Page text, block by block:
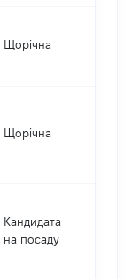
Щорічна
Щорічна
Кандидата
на посаду